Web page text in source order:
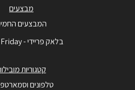
מבצעים
המבצעים
בלאק פריידי - Black Friday
קטגוריות
טלפונים